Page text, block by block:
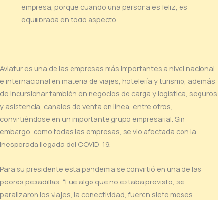
empresa, porque cuando una persona es feliz, es
equilibrada en todo aspecto.
Aviatur es una de las empresas más importantes a nivel nacional
e internacional en materia de viajes, hotelería y turismo, además
de incursionar también en negocios de carga y logística, seguros
y asistencia, canales de venta en línea, entre otros,
convirtiéndose en un importante grupo empresarial. Sin
embargo, como todas las empresas, se vio afectada con la
inesperada llegada del COVID-19.
Para su presidente esta pandemia se convirtió en una de las
peores pesadillas, “Fue algo que no estaba previsto, se
paralizaron los viajes, la conectividad, fueron siete meses